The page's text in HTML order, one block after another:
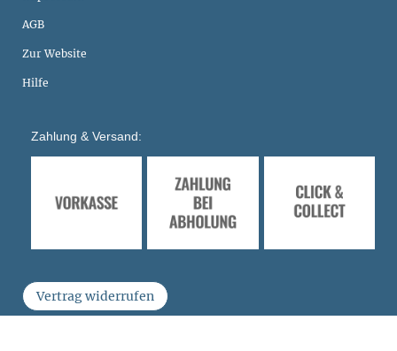
AGB
Zur Website
Hilfe
Zahlung & Versand:
Vertrag widerrufen